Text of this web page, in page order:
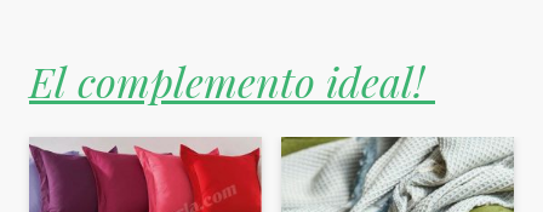
El complemento ideal!